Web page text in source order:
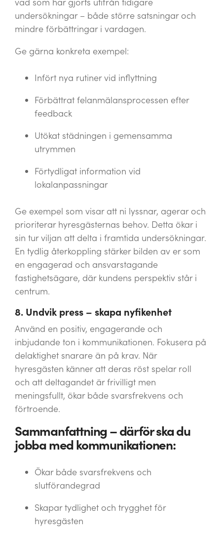
vad som har gjorts utifrån tidigare
undersökningar – både större satsningar och
mindre förbättringar i vardagen.
Ge gärna konkreta exempel:
Infört nya rutiner vid inflyttning
Förbättrat felanmälansprocessen efter
feedback
Utökat städningen i gemensamma
utrymmen
Förtydligat information vid
lokalanpassningar
Ge exempel som visar att ni lyssnar, agerar och
prioriterar hyresgästernas behov. Detta ökar i
sin tur viljan att delta i framtida undersökningar.
En tydlig återkoppling stärker bilden av er som
en engagerad och ansvarstagande
fastighetsägare, där kundens perspektiv står i
centrum.
8. Undvik press – skapa nyfikenhet
Använd en positiv, engagerande och
inbjudande ton i kommunikationen. Fokusera på
delaktighet snarare än på krav. När
hyresgästen känner att deras röst spelar roll
och att deltagandet är frivilligt men
meningsfullt, ökar både svarsfrekvens och
förtroende.
Sammanfattning – därför ska du
jobba med kommunikationen:
Ökar både svarsfrekvens och
slutförandegrad
Skapar tydlighet och trygghet för
hyresgästen